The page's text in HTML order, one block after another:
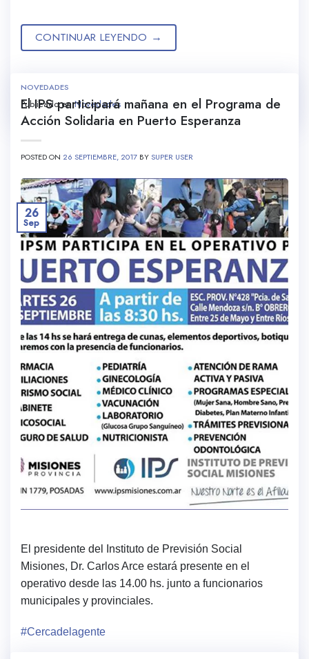
CONTINUAR LEYENDO →
Publicado enNovedades
NOVEDADES
El IPS participará mañana en el Programa de
Acción Solidaria en Puerto Esperanza
POSTED ON 26 SEPTIEMBRE, 2017 BYSUPER USER
26
Sep
El presidente del Instituto de Previsión Social
Misiones, Dr. Carlos Arce estará presente en el
operativo desde las 14.00 hs. junto a funcionarios
municipales y provinciales.
#Cercadelagente